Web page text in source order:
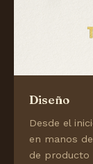
Diseño
Desde el
en manos
de producto